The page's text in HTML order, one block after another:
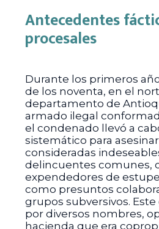
Antecedentes
procesales
Durante los primeros
de los noventa, en el
departamento de
armado ilegal
el condenado llevó a
sistemático para
consideradas
delincuentes comunes,
expendedores de
como presuntos
grupos subversivos.
por diversos nombres,
hacienda que era